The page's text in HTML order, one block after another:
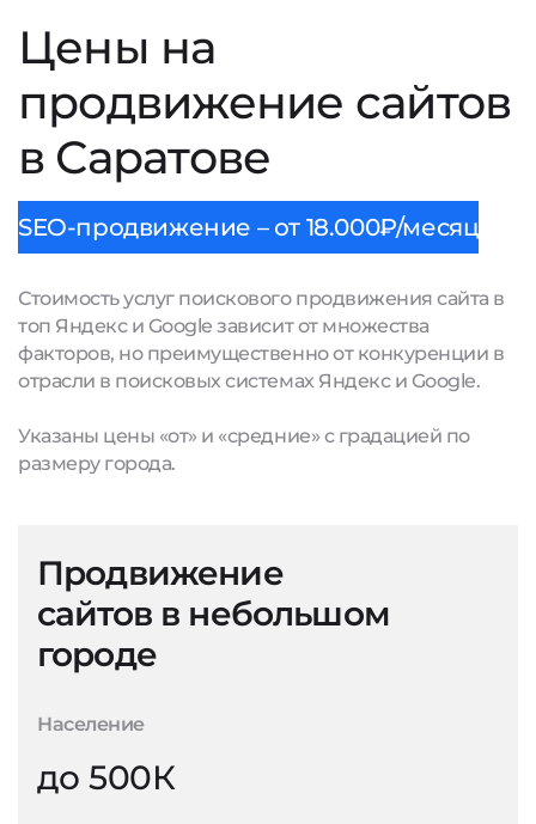
Цены на
продвижение сайтов
в Саратове
SEO-продвижение – от 18.000₽/месяц
Стоимость услуг поискового продвижения сайта в
топ Яндекс и Google зависит от множества
факторов, но преимущественно от конкуренции в
отрасли в поисковых системах Яндекс и Google.
Указаны цены «от» и «средние» с градацией по
размеру города.
Продвижение
сайтов в небольшом
городе
Население
до 500К